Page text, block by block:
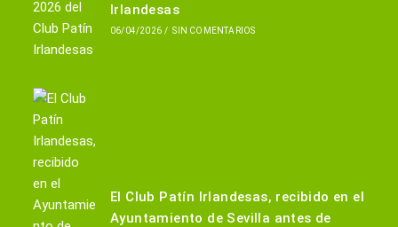
Irlandesas
06/04/2026 / SIN COMENTARIOS
El Club Patín Irlandesas, recibido en el
Ayuntamiento de Sevilla antes de